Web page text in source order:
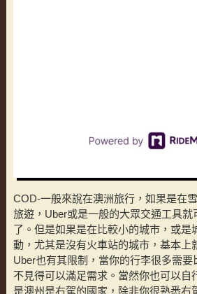
COD-一般來說在澳洲旅行，如果是在
旅遊，Uber或是一般的大眾交通工具就
了。但是如果是在比較小的城市，或是
動，尤其是沒有火車站的城市，基本上
Uber也有其限制，當你的行李很多需
不見得可以滿足需求。當然你也可以自
是澳州是右駕的國家，除非你很熟悉右